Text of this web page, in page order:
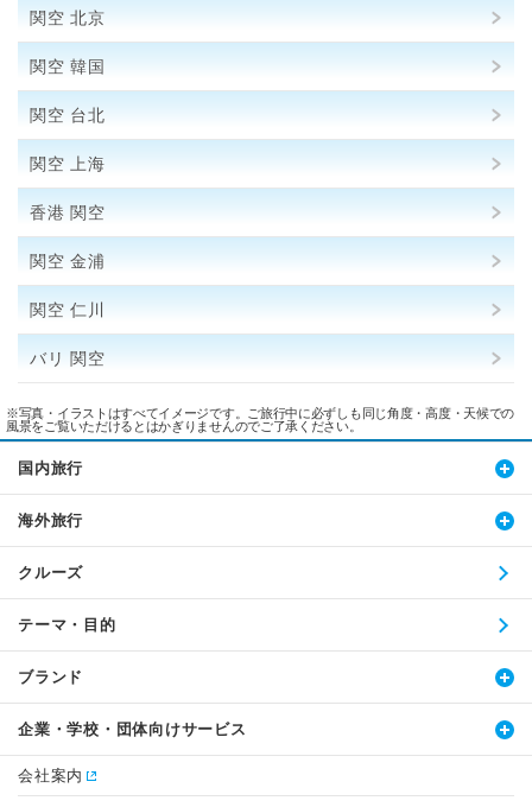
関空 北京
関空 韓国
関空 台北
関空 上海
香港 関空
関空 金浦
関空 仁川
バリ 関空
※写真・イラストはすべてイメージです。ご旅行中に必ずしも同じ角度・高度・天候での
風景をご覧いただけるとはかぎりませんのでご了承ください。
国内旅行
海外旅行
クルーズ
テーマ・目的
ブランド
企業・学校・団体向けサービス
会社案内